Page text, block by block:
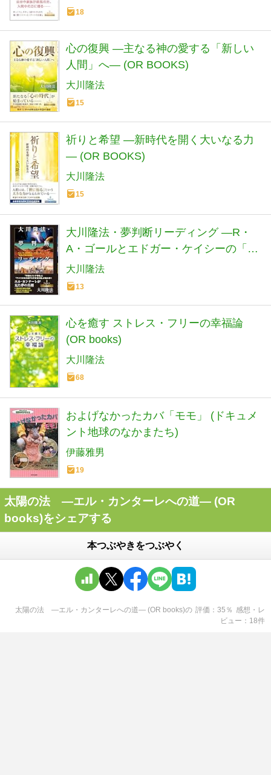
18
心の復興 ―主なる神の愛する「新しい
人間」へ― (OR BOOKS)
大川隆法
15
祈りと希望 ―新時代を開く大いなる力
― (OR BOOKS)
大川隆法
15
大川隆法・夢判断リーディング ―R・
A・ゴールとエドガー・ケイシーの「地
球と宇宙の未来図」― (OR BOOKS)
大川隆法
13
心を癒す ストレス・フリーの幸福論
(OR books)
大川隆法
68
およげなかったカバ「モモ」 (ドキュメ
ント地球のなかまたち)
伊藤雅男
19
太陽の法 ―エル・カンターレへの道― (OR
books)をシェアする
本つぶやきをつぶやく
太陽の法 ―エル・カンターレへの道― (OR books)の 評価 35 ％ 感想・レ
ビュー
18件